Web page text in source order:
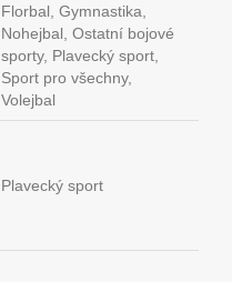
Florbal, Gymnastika,
Nohejbal, Ostatní bojové
sporty, Plavecký sport,
Sport pro všechny,
Volejbal
Plavecký sport